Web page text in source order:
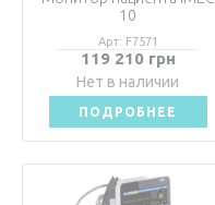
10
Арт: F7571
119 210 грн
Нет в наличии
ПОДРОБНЕЕ